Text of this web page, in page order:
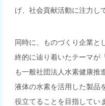
げ、社会貢献活動に注力し
同時に、ものづくり企業と
終的に辿り着いたテーマが
も一般社団法人水素健康推
液体の水素を活用した製品
役立てることを目指してい